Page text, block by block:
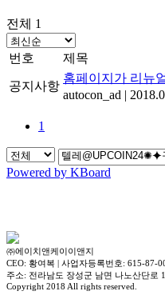
전체 1
번호 제목
공지사항
홈페이지가 리뉴
autocon_ad |
1
Powered by KBoard
㈜에이치앤케이이앤지
CEO: 황여복 | 사업자등록번호: 615-87-
주소: 전라남도 장성군 남면 나노산단로
Copyright 2018 All rights reserved.